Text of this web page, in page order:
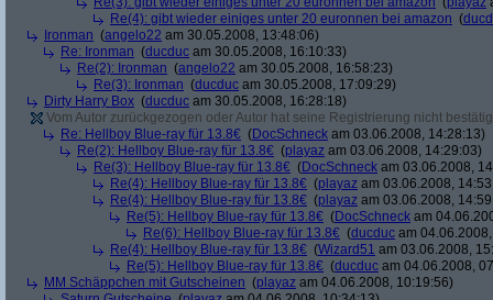
Re(4): gibt wieder einiges unter 20 euronnen bei amazon (
Ironman (angelo22 am 30.05.2008, 13:48:06)
Re: Ironman (ducduc am 30.05.2008, 16:10:33)
Re(2): Ironman (angelo22 am 30.05.2008, 16:58:23)
Re(3): Ironman (ducduc am 30.05.2008, 17:09:29)
Dirty Harry Box (ducduc am 30.05.2008, 16:28:18)
Vom Autor zurückgezogen oder Autor hat seine Registrierung nicht
Re: Hellboy Blue-ray für 13.8€ (DocSchneck am 03.06.2008, 14:28:13)
Re(2): Hellboy Blue-ray für 13.8€ (playaz am 03.06.2008, 14:29:03)
Re(3): Hellboy Blue-ray für 13.8€ (DocSchneck am 03.06.2008,
Re(4): Hellboy Blue-ray für 13.8€ (playaz am 03.06.2008,
Re(4): Hellboy Blue-ray für 13.8€ (playaz am 03.06.2008,
Re(5): Hellboy Blue-ray für 13.8€ (DocSchneck am
Re(6): Hellboy Blue-ray für 13.8€ (ducduc am
Re(4): Hellboy Blue-ray für 13.8€ (Wizard51 am 03.06.2008,
Re(5): Hellboy Blue-ray für 13.8€ (ducduc am 04.06.2008,
MM Schäppchen mit Gutscheinen (playaz am 04.06.2008, 10:19:56)